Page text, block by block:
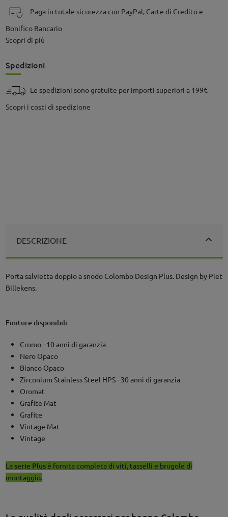
Paga in totale sicurezza con PayPal, Carte di Credito e
Bonifico Bancario
Scopri di più
Spedizioni
Le spedizioni sono gratuite per importi superiori a 199€
Scopri i costi di spedizione
DESCRIZIONE
Porta salvietta doppio a snodo Colombo Design Plus. Design by Piet
Billekens.
Finiture disponibili
Cromo - 10 anni di garanzia
Nero Opaco
Bianco Opaco
Zirconium Stainless Steel HPS - 30 anni di garanzia
Oromat
Grafite Mat
Grafite
Vintage Mat
Vintage
La serie Plusè fornita completa di viti, tasselli e brugole di
montaggio.